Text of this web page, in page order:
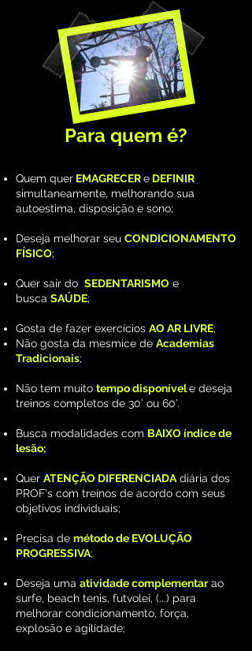
Para quem é?
Quem quer EMAGRECERe DEFINIR
simultaneamente, melhorando sua
autoestima, disposição e sono;
Deseja melhorar seu CONDICIONAMENTO
FÍSICO;
Quer sair do SEDENTARISMO e
busca SAÚDE;
Gosta de fazer exercícios AO AR LIVRE;
Não gosta da mesmice de Academias
Tradicionais;
Não tem muito tempo disponívele deseja
treinos completos de 30’ ou 60’.
Busca modalidades com BAIXO índice de
lesão;
Quer ATENÇÃO DIFERENCIADA diária dos
PROF's com treinos de acordo com seus
objetivos individuais;
Precisa de método de EVOLUÇÃO
PROGRESSIVA;
Deseja uma atividade complementarao
surfe, beach tenis, futvolei, (...) para
melhorar condicionamento, força,
explosão e agilidade;